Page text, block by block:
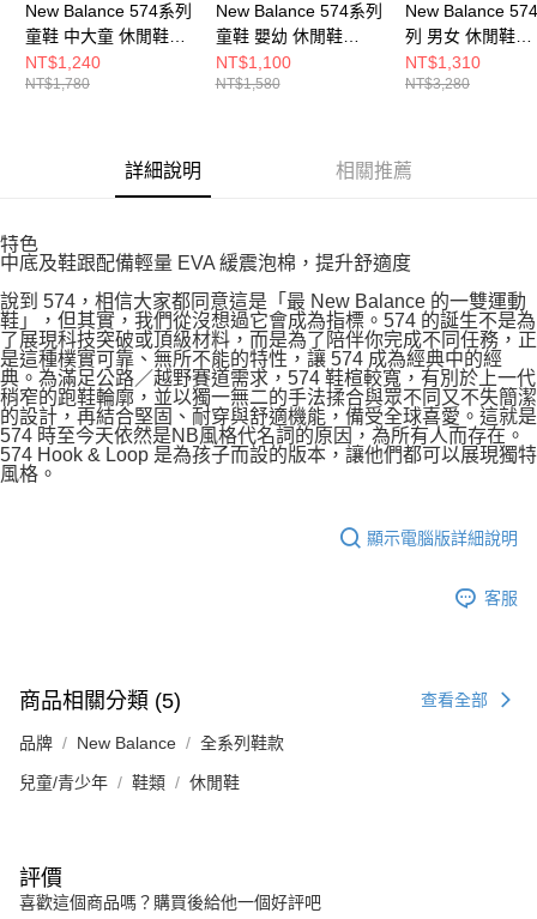
New Balance 574系列
童鞋 中大童 休閒鞋
PV574GS-W
NT$1,240
NT$1,780
New Balance 574系列
童鞋 嬰幼 休閒鞋
NW574QBL-W
NT$1,100
NT$1,580
New Balance
列 男女 休閒鞋
U574LGCO-D
NT$1,310
NT$3,280
詳細說明 相關推薦
特色
中底及鞋跟配備輕量 EVA 緩震泡棉，提升舒適度
說到 574，相信大家都同意這是「最 New Balance 的一雙運動
鞋」，但其實，我們從沒想過它會成為指標。574 的誕生不是為
了展現科技突破或頂級材料，而是為了陪伴你完成不同任務，正
是這種樸實可靠、無所不能的特性，讓 574 成為經典中的經
典。為滿足公路／越野賽道需求，574 鞋楦較寬，有別於上一代
稍窄的跑鞋輪廓，並以獨一無二的手法揉合與眾不同又不失簡潔
的設計，再結合堅固、耐穿與舒適機能，備受全球喜愛。這就是
574 時至今天依然是NB風格代名詞的原因，為所有人而存在。
574 Hook & Loop 是為孩子而設的版本，讓他們都可以展現獨特
風格。
顯示電腦版詳細說明
客服
商品相關分類 (5) 查看全部
品牌 New Balance 全系列鞋款
兒童/青少年 鞋類 休閒鞋
評價
喜歡這個商品嗎？購買後給他一個好評吧